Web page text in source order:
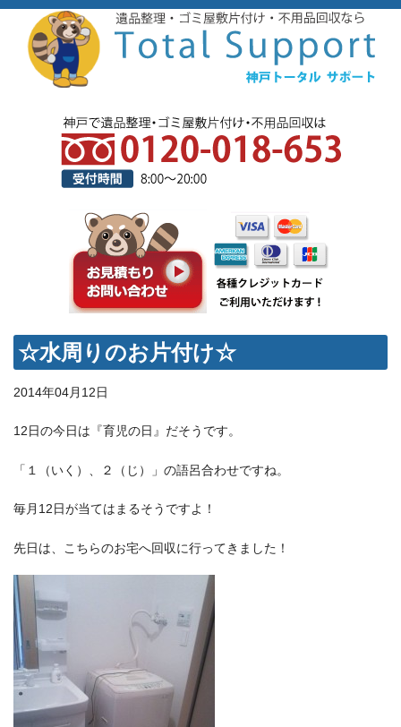
☆水周りのお片付け☆
2014年04月12日
12日の今日は『育児の日』だそうです。
「１（いく）、２（じ）」の語呂合わせですね。
毎月12日が当てはまるそうですよ！
先日は、こちらのお宅へ回収に行ってきました！